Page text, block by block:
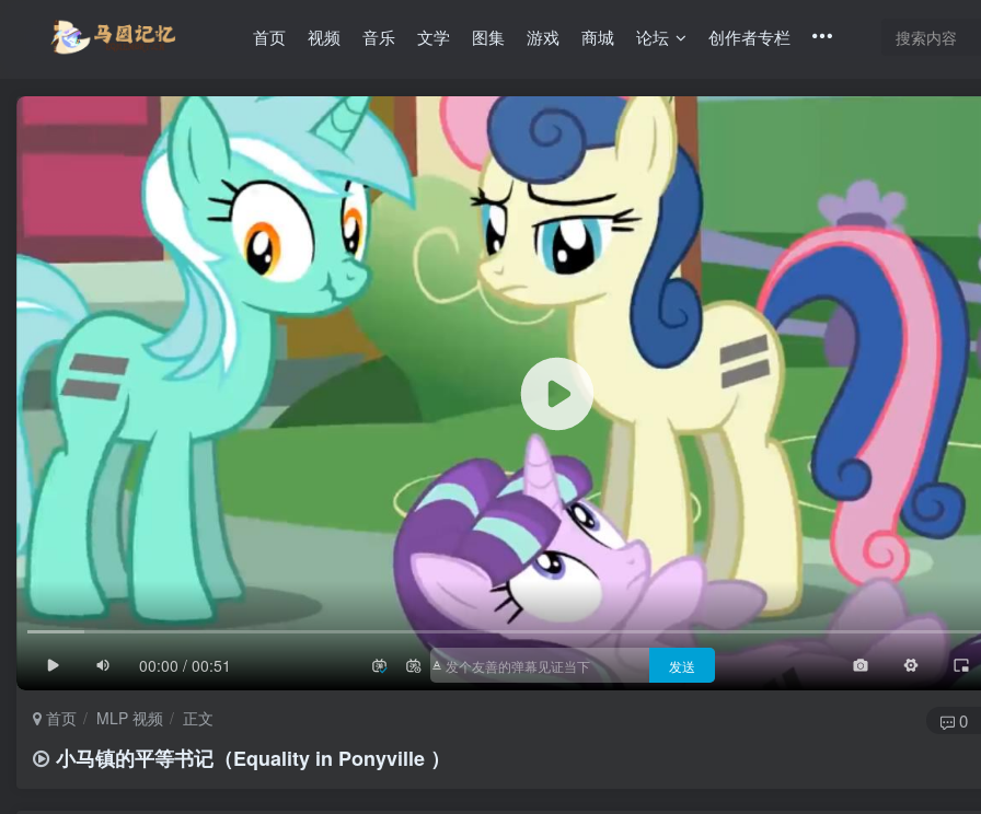
首页 视频 音乐 文学 图集 游戏 商城 论坛 创作者专栏
00:00 / 00:51
滚动顶部
同步视频速度
半屏 3/4 满屏
25px
极慢 适中 极快
顶部底部
发送
首页 MLP 视频 正文 0
小马镇的平等书记（Equality in Ponyville ）